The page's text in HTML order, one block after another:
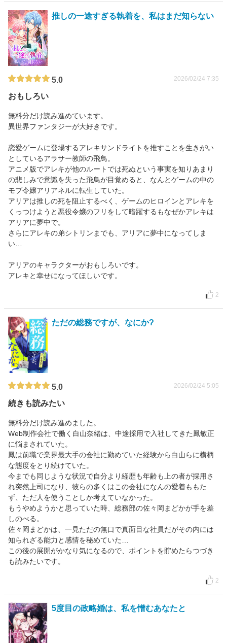
推しの一途すぎる執着を、私はまだ知らない
5.0 2026/02/24 7:35
おもしろい
無料分だけ読み進めています。
異世界ファンタジーが大好きです。
恋愛ゲームに登場するアレキサンドライトを推すことを生きがい
としているアラサー教師の飛鳥。
アニメ版でアレキが他のルートでは死ぬという事実を知りあまり
の悲しみで意識を失った飛鳥が目覚めると、なんとゲームの中の
モブ令嬢アリアネルに転生していた。
アリアは推しの死を阻止するべく、ゲームのヒロインとアレキを
くっつけようと悪役令嬢のフリをして暗躍するもなぜかアレキは
アリアに夢中で。
さらにアレキの弟シトリンまでも、アリアに夢中になってしま
い…
アリアのキャラクターがおもしろいです。
アレキと幸せになってほしいです。
2
ただの総務ですが、なにか?
5.0 2026/02/24 5:05
続きも読みたい
無料分だけ読み進めました。
Web制作会社で働く白山奈緒は、中途採用で入社してきた鳳敏正
に悩まされていた。
鳳は前職で業界最大手の会社に勤めていた経験から白山らに横柄
な態度をとり続けていた。
今までも同じような状況で自分より経歴も年齢も上の者が採用さ
れ突然上司になり、彼らの多くはこの会社になんの愛着ももた
ず、ただ人を使うことしか考えていなかった。
もうやめようかと思っていた時、総務部の佐々岡まどかが手を差
しのべる。
佐々岡まどかは、一見ただの無口で真面目な社員だがその内には
知られざる能力と感情を秘めていた…
この後の展開がかなり気になるので、ポイントを貯めたらつづき
も読みたいです。
2
5度目の政略婚は、私を憎むあなたと